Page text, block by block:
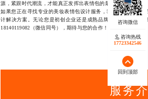
源，紧跟时代潮流，才能真正发挥出表情包的最大价值。
如果您正在寻找专业的美妆表情包设计服务，我们拥有丰富的
计解决方案。无论您是初创企业还是成熟品牌，我们都将根
18140119082（微信同号），期待与您的合作！
服务
咨询热线
17723342546
回到顶部